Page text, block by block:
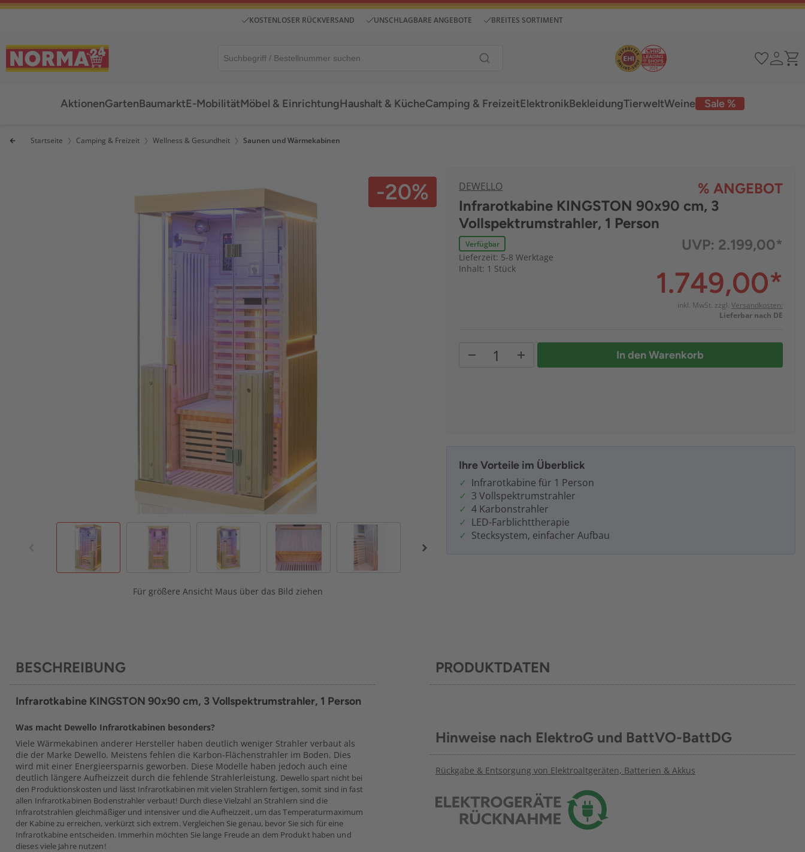
KOSTENLOSER RÜCKVERSAND UNSCHLAGBARE ANGEBOTE BREITES SORTIMENT
AktionenGartenBaumarktE-MobilitätMöbel & EinrichtungHaushalt & KücheCamping & Freizeit Sale %
ElektronikBekleidungTierweltWeine
Startseite Camping & Freizeit Wellness & Gesundheit Saunen und Wärmekabinen
Für größere Ansicht Maus über das Bild ziehen
-20% DEWELLO
% ANGEBOT
Infrarotkabine KINGSTON 90x90 cm, 3
Vollspektrumstrahler, 1 Person
Verfügbar
Lieferzeit: 5-8 Werktage
Inhalt: 1 Stück
UVP: 2.199,00*
1.749,00*
inkl. MwSt. zzgl. Versandkosten:
Lieferbar nach DE
In den Warenkorb
Ihre Vorteile im Überblick
Infrarotkabine für 1 Person
3 Vollspektrumstrahler
4 Karbonstrahler
LED-Farblichttherapie
Stecksystem, einfacher Aufbau
BESCHREIBUNG
Infrarotkabine KINGSTON 90x90 cm, 3 Vollspektrumstrahler, 1 Person
Was macht Dewello Infrarotkabinen besonders?
Viele Wärmekabinen anderer Hersteller haben deutlich weniger Strahler verbaut als
die der Marke Dewello. Meistens fehlen die Karbon-Flächenstrahler im Boden. Dies
wird mit einer Energieersparnis geworben. Diese Modelle haben jedoch auch eine
deutlich längere Aufheizzeit durch die fehlende Strahlerleistung. Dewello spart nicht bei
den Produktionskosten und lässt Infrarotkabinen mit vielen Strahlern fertigen, somit sind in fast
allen Infrarotkabinen Bodenstrahler verbaut! Durch diese Vielzahl an Strahlern sind die
Infrarotstrahlen gleichmäßiger und intensiver und die Aufheizzeit, um das Temperaturmaximum
der Kabine zu erreichen, verkürzt sich extrem. Vergleichen Sie genau, bevor Sie sich für eine
Infrarotkabine entscheiden. Immerhin möchten Sie lange Freude an dem Produkt haben und
dieses viele Jahre nutzen!
PRODUKTDATEN
Hinweise nach ElektroG und BattVO-BattDG
Rückgabe & Entsorgung von Elektroaltgeräten, Batterien & Akkus